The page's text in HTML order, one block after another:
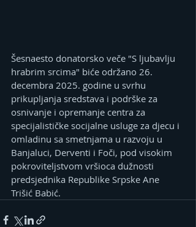
Šesnaesto donatorsko veče "S ljubavlju
hrabrim srcima" biće održano 26.
decembra 2025. godine u svrhu
prikupljanja sredstava i podrške za
osnivanje i opremanje centra za
specijalističke socijalne usluge za djecu i
omladinu sa smetnjama u razvoju u
Banjaluci, Derventi i Foči, pod visokim
pokroviteljstvom vršioca dužnosti
predsjednika Republike Srpske Ane
Trišić Babić.